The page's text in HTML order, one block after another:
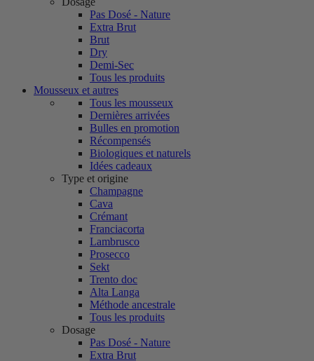
Pas Dosé - Nature
Extra Brut
Brut
Dry
Demi-Sec
Tous les produits
Mousseux et autres
Tous les mousseux
Dernières arrivées
Bulles en promotion
Récompensés
Biologiques et naturels
Idées cadeaux
Type et origine
Champagne
Cava
Crémant
Franciacorta
Lambrusco
Prosecco
Sekt
Trento doc
Alta Langa
Méthode ancestrale
Tous les produits
Dosage
Pas Dosé - Nature
Extra Brut